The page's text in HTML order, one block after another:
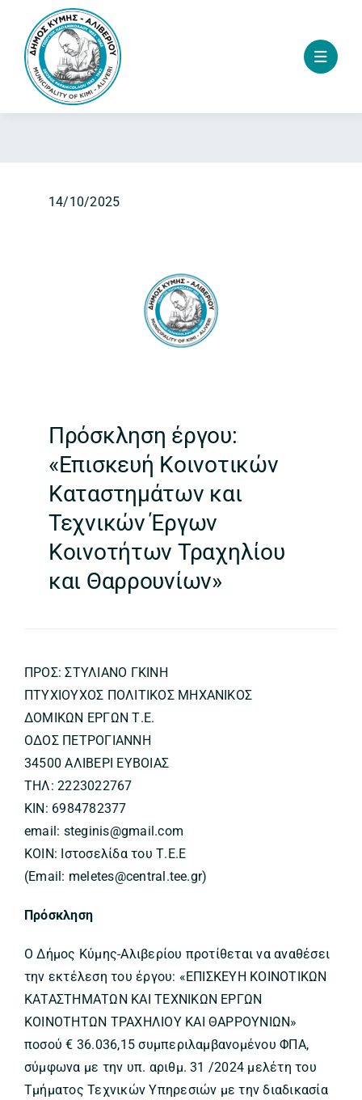
content
14/10/2025
Πρόσκληση έργου:
«Επισκευή Κοινοτικών
Καταστημάτων και
Τεχνικών Έργων
Κοινοτήτων Τραχηλίου
και Θαρρουνίων»
ΠΡΟΣ: ΣΤΥΛΙΑΝΟ ΓΚΙΝΗ
ΠΤΥΧΙΟΥΧΟΣ ΠΟΛΙΤΙΚΟΣ ΜΗΧΑΝΙΚΟΣ
ΔΟΜΙΚΩΝ ΕΡΓΩΝ Τ.Ε.
ΟΔΟΣ ΠΕΤΡΟΓΙΑΝΝΗ
34500 ΑΛΙΒΕΡΙ ΕΥΒΟΙΑΣ
ΤΗΛ: 2223022767
ΚΙΝ: 6984782377
email: steginis@gmail.com
ΚΟΙΝ: Ιστοσελίδα του Τ.Ε.Ε
(Email: meletes@central.tee.gr)
Πρόσκληση
Ο Δήμος Κύμης-Αλιβερίου προτίθεται να αναθέσει
την εκτέλεση του έργου: «ΕΠΙΣΚΕΥΗ ΚΟΙΝΟΤΙΚΩΝ
ΚΑΤΑΣΤΗΜΑΤΩΝ ΚΑΙ ΤΕΧΝΙΚΩΝ ΕΡΓΩΝ
ΚΟΙΝΟΤΗΤΩΝ ΤΡΑΧΗΛΙΟΥ ΚΑΙ ΘΑΡΡΟΥΝΙΩΝ»
ποσού € 36.036,15 συμπεριλαμβανομένου ΦΠΑ,
σύμφωνα με την υπ. αριθμ. 31 /2024 μελέτη του
Τμήματος Τεχνικών Υπηρεσιών με την διαδικασία